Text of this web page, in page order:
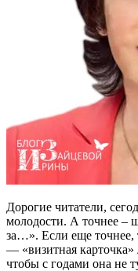
Дорогие читатели,
молодости. А точнее –
за…». Если еще точнее,
— «визитная
чтобы с годами она не